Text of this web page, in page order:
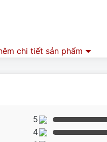
chi tiết sản phẩm
5
4